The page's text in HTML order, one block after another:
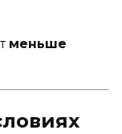
меньше